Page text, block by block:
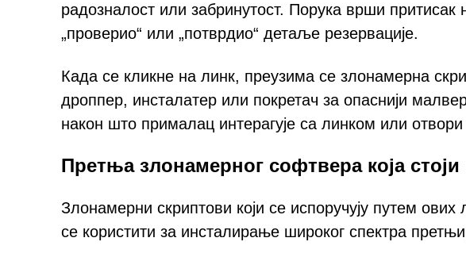
радозналост или забринутост. Порука врши
„проверио“ или „потврдио“ детаље резервације.
Када се кликне на линк, преузима се злонамерна
дроппер, инсталатер или покретач за опаснији
након што прималац интерагује са линком или отвори
Претња злонамерног софтвера која стоји
Злонамерни скриптови који се испоручују путем
се користити за инсталирање широког спектра